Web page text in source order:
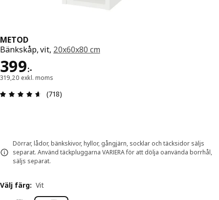
METOD
Bänkskåp, vit, 20x60x80 cm
399:-
Pris 399:-
319,20 exkl. moms
Recension: 4.6 utav 5 stjärnor. Totalt antal
(718)
Dörrar, lådor, bänkskivor, hyllor, gångjärn, socklar och täcksidor säljs
separat. Använd täckpluggarna VARIERA för att dölja oanvända borrhål,
säljs separat.
Välj färg: Vit